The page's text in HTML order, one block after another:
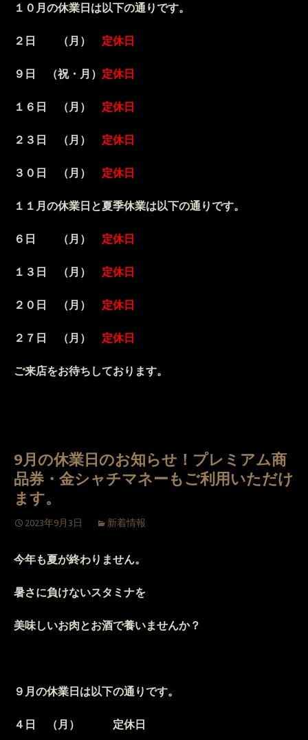
１０月の休業日は以下の通りです。
２日 （月） 定休日
９日 （祝・月） 定休日
１６日 （月） 定休日
２３日 （月） 定休日
３０日 （月） 定休日
１１月の休業日と夏季休業は以下の通りです。
６日 （月） 定休日
１３日 （月） 定休日
２０日 （月） 定休日
２７日 （月） 定休日
ご来店をお待ちしております。
9月の休業日のお知らせ！プレミアム商
品券・金シャチマネーもご利用いただけ
ます。
2023年9月3日 新着情報
今年も夏が終わりません。
暑さに負けないスタミナを
美味しいお肉とお酒で養いませんか？
９月の休業日は以下の通りです。
４日 （月） 定休日